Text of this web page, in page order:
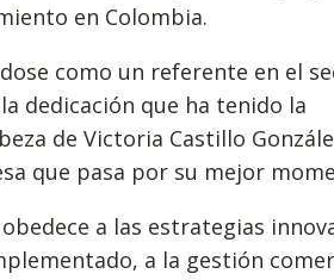
en Colombia.
como un referente en el
dedicación que ha tenido la
de Victoria Castillo
que pasa por su mejor
a las estrategias
a la gestión